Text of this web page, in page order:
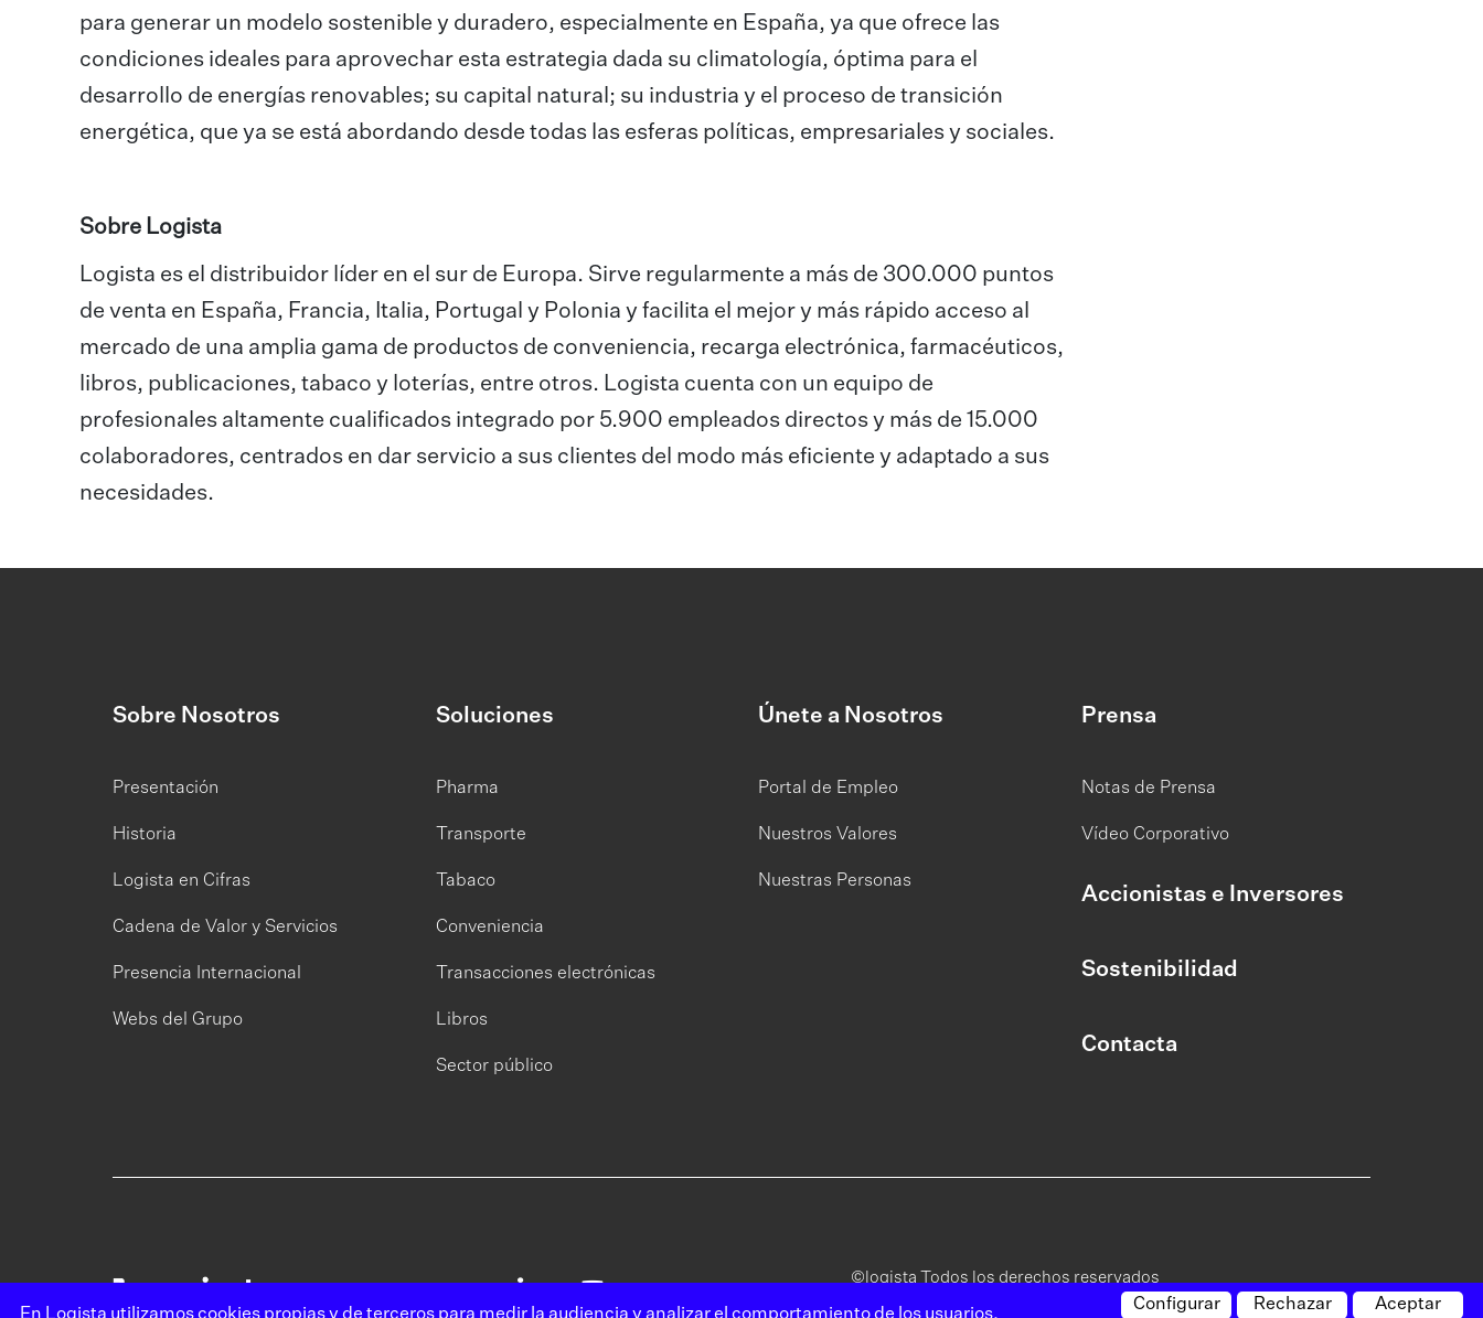
para generar un modelo sostenible y duradero, especialmente en España, ya que ofrece las
condiciones ideales para aprovechar esta estrategia dada su climatología, óptima para el
desarrollo de energías renovables; su capital natural; su industria y el proceso de transición
energética, que ya se está abordando desde todas las esferas políticas, empresariales y sociales.
Sobre Logista
Logista es el distribuidor líder en el sur de Europa. Sirve regularmente a más de 300.000 puntos
de venta en España, Francia, Italia, Portugal y Polonia y facilita el mejor y más rápido acceso al
mercado de una amplia gama de productos de conveniencia, recarga electrónica, farmacéuticos,
libros, publicaciones, tabaco y loterías, entre otros. Logista cuenta con un equipo de
profesionales altamente cualificados integrado por 5.900 empleados directos y más de 15.000
colaboradores, centrados en dar servicio a sus clientes del modo más eficiente y adaptado a sus
necesidades.
Sobre Nosotros
Presentación
Historia
Logista en Cifras
Cadena de Valor y Servicios
Presencia Internacional
Webs del Grupo
Soluciones
Pharma
Transporte
Tabaco
Conveniencia
Transacciones electrónicas
Libros
Sector público
Únete a Nosotros
Portal de Empleo
Nuestros Valores
Nuestras Personas
Prensa
Notas de Prensa
Vídeo Corporativo
Accionistas e Inversores
Sostenibilidad
Contacta
©logista Todos los derechos reservados
Aceptar
Rechazar
Configurar